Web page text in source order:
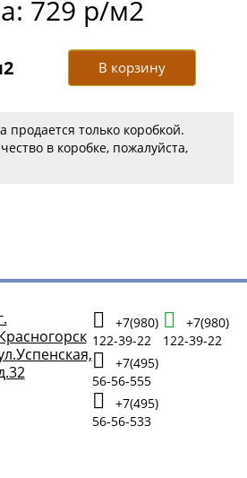
729 р/м2
В корзину
продается только коробкой.
в коробке, пожалуйста,
+7(980)
122-39-22
+7(495)
56-56-555
+7(495)
56-56-533
+7(980)
122-39-22